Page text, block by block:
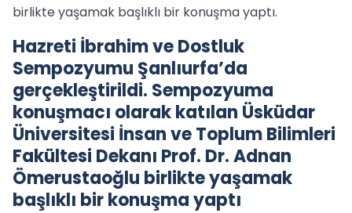
birlikte yaşamak başlıklı bir konuşma yaptı.
Hazreti İbrahim ve Dostluk
Sempozyumu Şanlıurfa’da
gerçekleştirildi. Sempozyuma
konuşmacı olarak katılan Üsküdar
Üniversitesi İnsan ve Toplum Bilimleri
Fakültesi Dekanı Prof. Dr. Adnan
Ömerustaoğlu birlikte yaşamak
başlıklı bir konuşma yaptı